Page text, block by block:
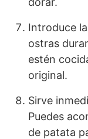
Introduce
ostras
estén
original.
Sirve
Puedes
de patata